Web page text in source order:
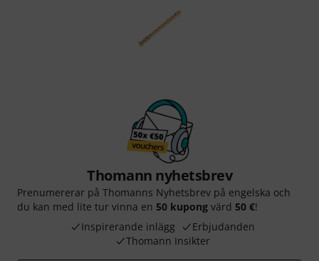
Thomann nyhetsbrev
Prenumererar på Thomanns Nyhetsbrev på engelska och
du kan med lite tur vinna en 50 kupong värd 50 €!
Inspirerande inlägg
Erbjudanden
Thomann Insikter